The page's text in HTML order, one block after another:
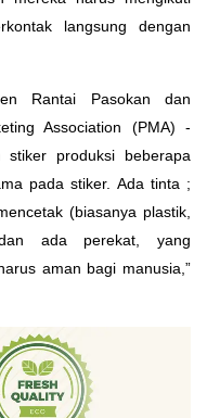
langsung dengan
Rantai Pasokan dan
Association (PMA) -
stiker produksi beberapa
pada stiker. Ada tinta ;
(biasanya plastik,
ada perekat, yang
aman bagi manusia,”